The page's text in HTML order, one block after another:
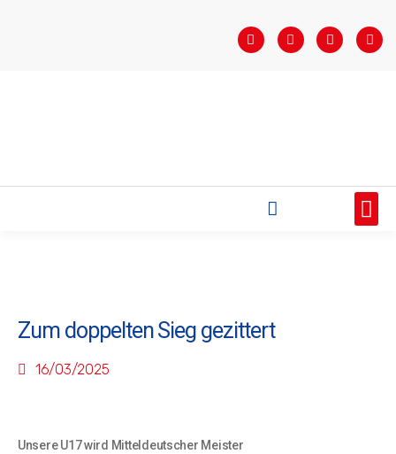
Zum doppelten Sieg gezittert
16/03/2025
Unsere U17 wird Mitteldeutscher Meister